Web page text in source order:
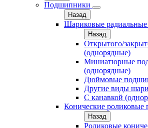
Подшипники
Назад
Шариковые радиальные
Назад
Открытого/
(однорядные)
Миниатюрные
(однорядные)
Дюймовые
Другие виды
С канавкой
Конические
Назад
Роликовые